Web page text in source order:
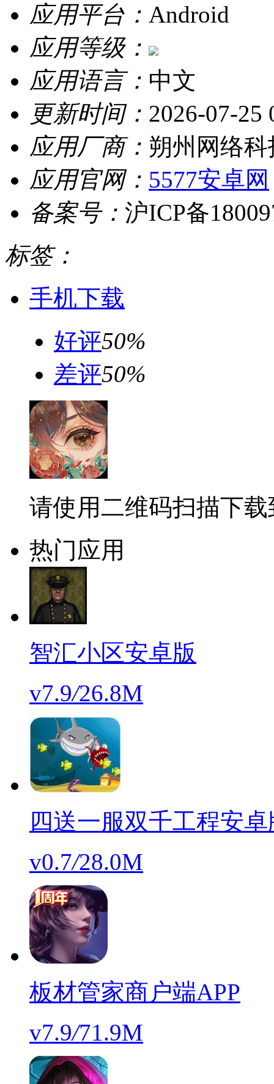
应用平台： Android
应用等级：
应用语言： 中文
更新时间： 2026-07-25
应用厂商： 朔州网络
应用官网： 5577安卓网
备案号： 沪ICP备
标签：
手机下载
好评50%
差评50%
请使用二维码扫描下
热门应用
智汇小区安卓版
v7.9/26.8M
四送一服双千工程安卓
v0.7/28.0M
板材管家商户端APP
v7.9/71.9M